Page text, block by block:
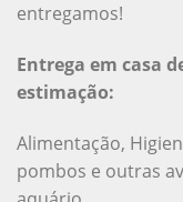
entregamos!
Entrega em casa
estimação:
Alimentação,
pombos e outras